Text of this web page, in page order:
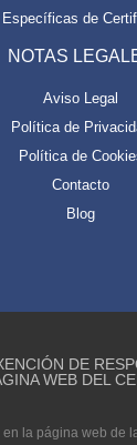
Específicas de
NOTAS
Aviso Legal
Política de
Política de
Contacto
Blog
DE
WEB DEL
la página web de